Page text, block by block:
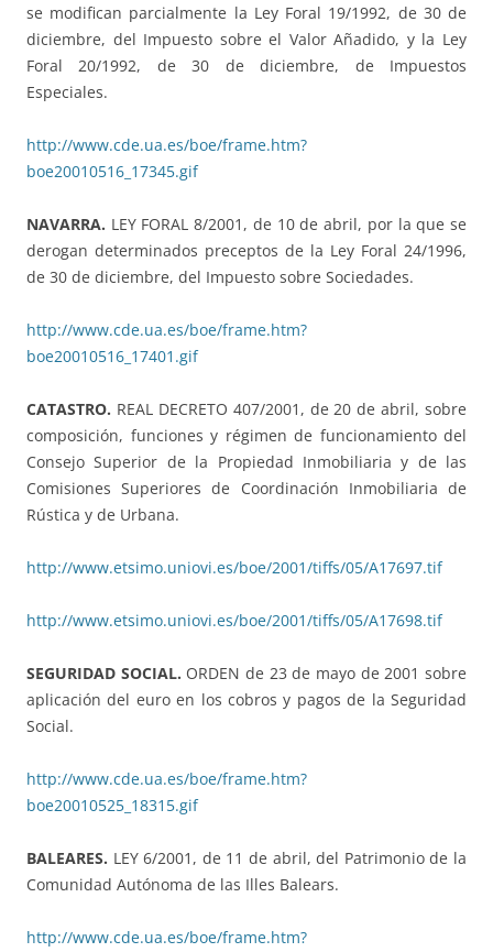
se modifican parcialmente la Ley Foral 19/1992, de 30 de
diciembre, del Impuesto sobre el Valor Añadido, y la Ley
Foral 20/1992, de 30 de diciembre, de Impuestos
Especiales.
http://www.cde.ua.es/boe/frame.htm?
boe20010516_17345.gif
NAVARRA. LEY FORAL 8/2001, de 10 de abril, por la que se
derogan determinados preceptos de la Ley Foral 24/1996,
de 30 de diciembre, del Impuesto sobre Sociedades.
http://www.cde.ua.es/boe/frame.htm?
boe20010516_17401.gif
CATASTRO. REAL DECRETO 407/2001, de 20 de abril, sobre
composición, funciones y régimen de funcionamiento del
Consejo Superior de la Propiedad Inmobiliaria y de las
Comisiones Superiores de Coordinación Inmobiliaria de
Rústica y de Urbana.
http://www.etsimo.uniovi.es/boe/2001/tiffs/05/A17697.tif
http://www.etsimo.uniovi.es/boe/2001/tiffs/05/A17698.tif
SEGURIDAD SOCIAL. ORDEN de 23 de mayo de 2001 sobre
aplicación del euro en los cobros y pagos de la Seguridad
Social.
http://www.cde.ua.es/boe/frame.htm?
boe20010525_18315.gif
BALEARES. LEY 6/2001, de 11 de abril, del Patrimonio de la
Comunidad Autónoma de las Illes Balears.
http://www.cde.ua.es/boe/frame.htm?